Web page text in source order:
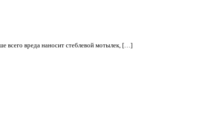
всего вреда наносит стеблевой мотылек, […]